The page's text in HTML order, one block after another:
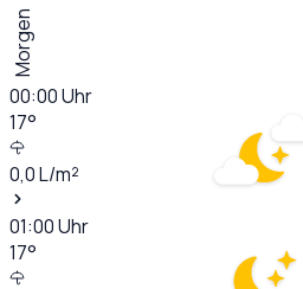
Morgen
00:00Uhr
17°
0,0L/m²
01:00Uhr
17°